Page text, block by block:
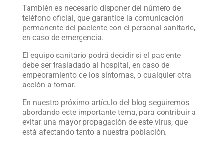
También es necesario disponer del número de
teléfono oficial, que garantice la comunicación
permanente del paciente con el personal sanitario,
en caso de emergencia.
El equipo sanitario podrá decidir si el paciente
debe ser trasladado al hospital, en caso de
empeoramiento de los síntomas, o cualquier otra
acción a tomar.
En nuestro próximo artículo del blog seguiremos
abordando este importante tema, para contribuir a
evitar una mayor propagación de este virus, que
está afectando tanto a nuestra población.